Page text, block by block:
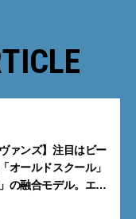
ヴァンズ】注目はビー
オールドスクール」
の融合モデル。エ